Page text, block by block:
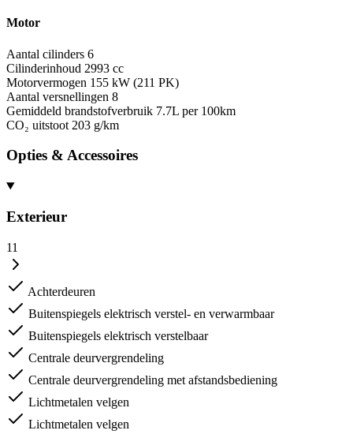
Motor
Aantal cilinders 6
Cilinderinhoud 2993 cc
Motorvermogen 155 kW (211 PK)
Aantal versnellingen 8
Gemiddeld brandstofverbruik 7.7L per 100km
CO₂ uitstoot 203 g/km
Opties & Accessoires
Exterieur
11
Achterdeuren
Buitenspiegels elektrisch verstel- en verwarmbaar
Buitenspiegels elektrisch verstelbaar
Centrale deurvergrendeling
Centrale deurvergrendeling met afstandsbediening
Lichtmetalen velgen
Lichtmetalen velgen